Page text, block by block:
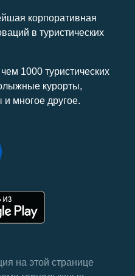
корпоративная
в туристических
1000 туристических
курорты,
многое другое.
на этой странице